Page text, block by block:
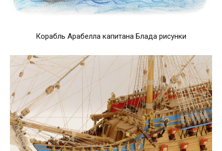
Корабль Арабелла капитана Блада рисунки